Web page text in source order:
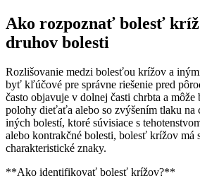
Ako rozpoznať bolesť
druhov bolesti
Rozlišovanie medzi bolesťou krížov a
byť kľúčové pre správne riešenie pred
často objavuje v dolnej časti chrbta a
polohy dieťaťa alebo so zvýšením tlaku na
iných bolestí, ktoré súvisiace s
alebo kontrakčné bolesti, bolesť krížov má
charakteristické znaky.
**Ako identifikovať bolesť krížov?**